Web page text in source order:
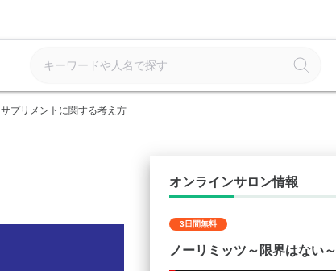
サプリメントに関する考え方
オンラインサロン情報
3日間無料
ノーリミッツ～限界はない～